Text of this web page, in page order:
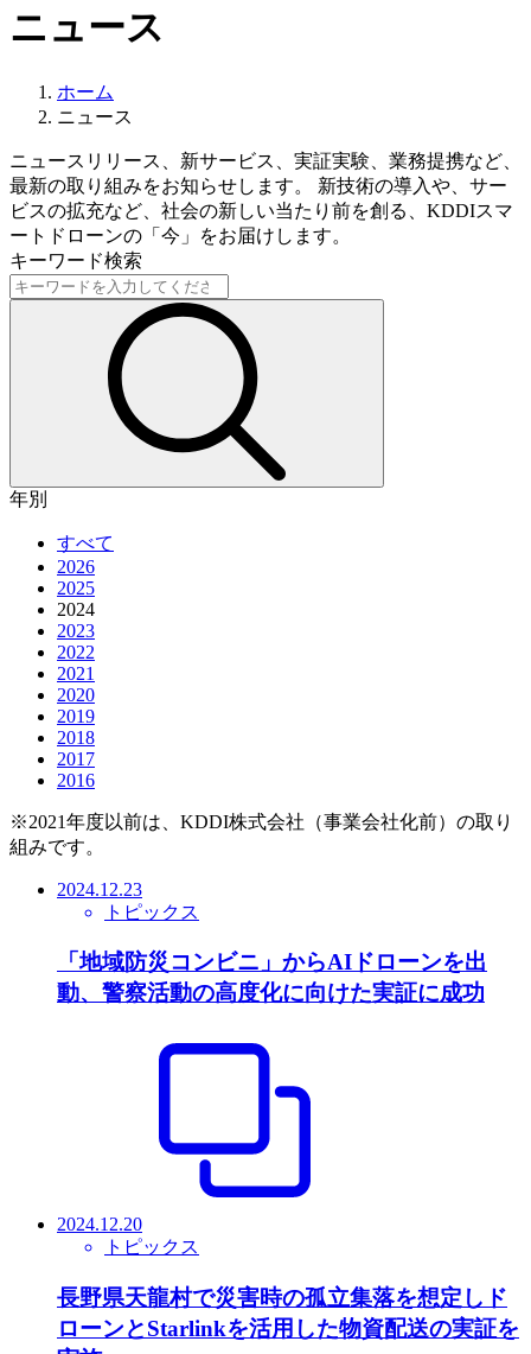
ニュース
ホーム
ニュース
ニュースリリース、新サービス、実証実験、業務提携など、
最新の取り組みをお知らせします。 新技術の導入や、サー
ビスの拡充など、社会の新しい当たり前を創る、KDDIスマ
ートドローンの「今」をお届けします。
キーワード検索
年別
すべて
2026
2025
2024
2023
2022
2021
2020
2019
2018
2017
2016
※2021年度以前は、KDDI株式会社（事業会社化前）の取り
組みです。
2024.12.23
トピックス
「地域防災コンビニ」からAIドローンを出
動、警察活動の高度化に向けた実証に成功
2024.12.20
トピックス
長野県天龍村で災害時の孤立集落を想定しド
ローンとStarlinkを活用した物資配送の実証を